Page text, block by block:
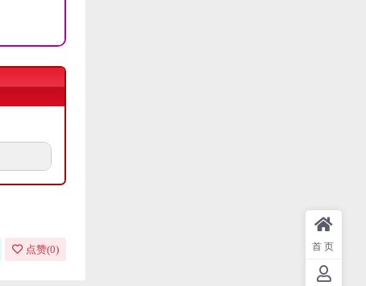
点赞(0) 首页